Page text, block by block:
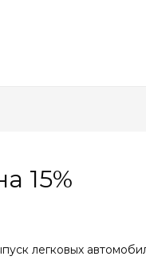
15%
легковых